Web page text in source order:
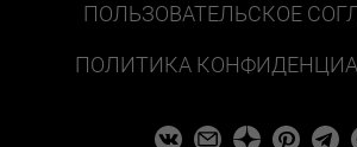
ПОЛЬЗОВАТЕЛЬСКОЕ
ПОЛИТИКА